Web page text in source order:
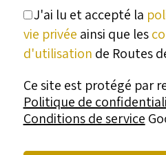
J'ai lu et accepté la
vie privée ainsi que les
d'utilisation de Routes
Ce site est protégé par
Politique de
Conditions de service